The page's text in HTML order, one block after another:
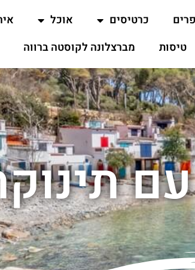
כרטיסים אוכל
טיסות מברצלונה לקוסטה ברווה